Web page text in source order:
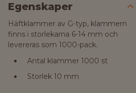
Egenskaper
Häftklammer av G-typ, klammern
finns i storlekarna 6-14 mm och
levereras som 1000-pack.
Antal klammer 1000 st
Storlek 10 mm